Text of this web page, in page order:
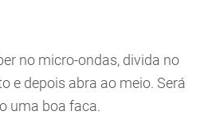
no micro-ondas, divida no
e depois abra ao meio. Será
uma boa faca.